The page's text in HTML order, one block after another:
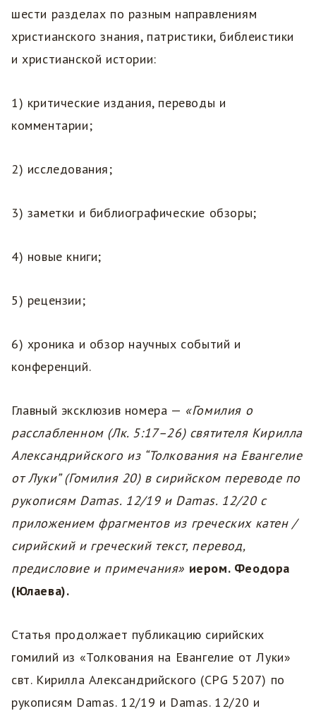
шести разделах по разным направлениям
христианского знания, патристики, библеистики
и христианской истории:
1) критические издания, переводы и
комментарии;
2) исследования;
3) заметки и библиографические обзоры;
4) новые книги;
5) рецензии;
6) хроника и обзор научных событий и
конференций.
Главный эксклюзив номера — «Гомилия о
расслабленном (Лк. 5:17–26) святителя Кирилла
Александрийского из “Толкования на Евангелие
от Луки” (Гомилия 20) в сирийском переводе по
рукописям Damas. 12/19 и Damas. 12/20 с
приложением фрагментов из греческих катен /
сирийский и греческий текст, перевод,
предисловие и примечания» иером. Феодора
(Юлаева).
Статья продолжает публикацию сирийских
гомилий из «Толкования на Евангелие от Луки»
свт. Кирилла Александрийского (CPG 5207) по
рукописям Damas. 12/19 и Damas. 12/20 и